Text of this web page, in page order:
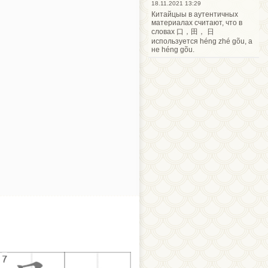
18.11.2021 13:29
Китайцыы в аутентичных
материалах считают, что в
словах 口，田， 日
используется héng zhé gõu, а
не héng gõu.